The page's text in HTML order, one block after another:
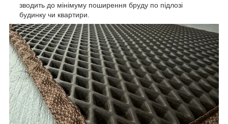
зводить до мінімуму поширення бруду по підлозі
будинку чи квартири.